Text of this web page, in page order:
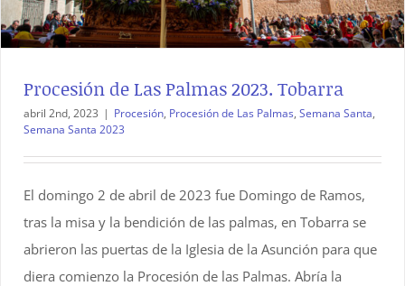
Procesión de Las Palmas 2023. Tobarra
abril 2nd, 2023 | Procesión, Procesión de Las Palmas, Semana Santa,
Semana Santa 2023
El domingo 2 de abril de 2023 fue Domingo de Ramos,
tras la misa y la bendición de las palmas, en Tobarra se
abrieron las puertas de la Iglesia de la Asunción para que
diera comienzo la Procesión de las Palmas. Abría la